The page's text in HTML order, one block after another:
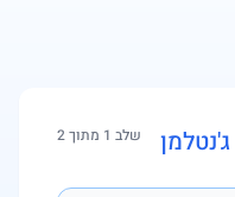
ג'נטלמן שלב 1 מתוך 2